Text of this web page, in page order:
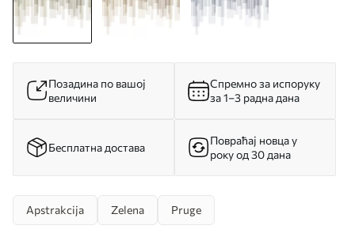
Позадина по вашој
величини
Спремно за испоруку
за 1–3 радна дана
Бесплатна достава
Повраћај новца у
року од 30 дана
Apstrakcija Zelena Pruge